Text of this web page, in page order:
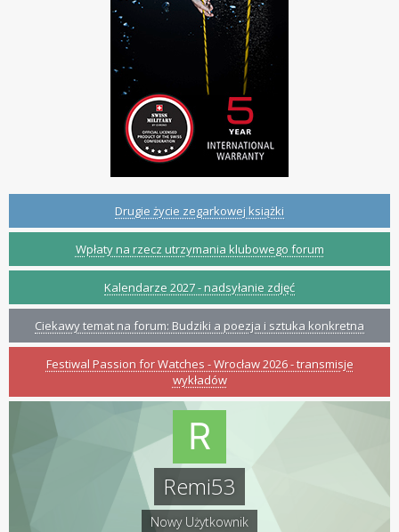
Drugie życie zegarkowej książki
Wpłaty na rzecz utrzymania klubowego forum
Kalendarze 2027 - nadsyłanie zdjęć
Ciekawy temat na forum: Budziki a poezja i sztuka konkretna
Festiwal Passion for Watches - Wrocław 2026 - transmisje
wykładów
Remi53
Nowy Użytkownik